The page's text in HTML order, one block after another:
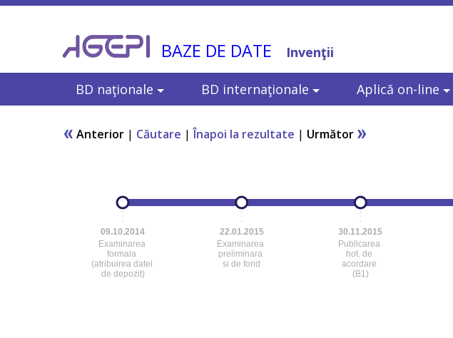
BAZE DE DATE Invenţii
BD naţionale BD internaţionale Aplică on-line
Anterior | Căutare |Înapoi la rezultate | Următor
09.10.2014
Examinarea
formala
(atribuirea datei
de depozit)
22.01.2015
Examinarea
preliminara
si de fond
30.11.2015
Publicarea
hot. de
acordare
(B1)